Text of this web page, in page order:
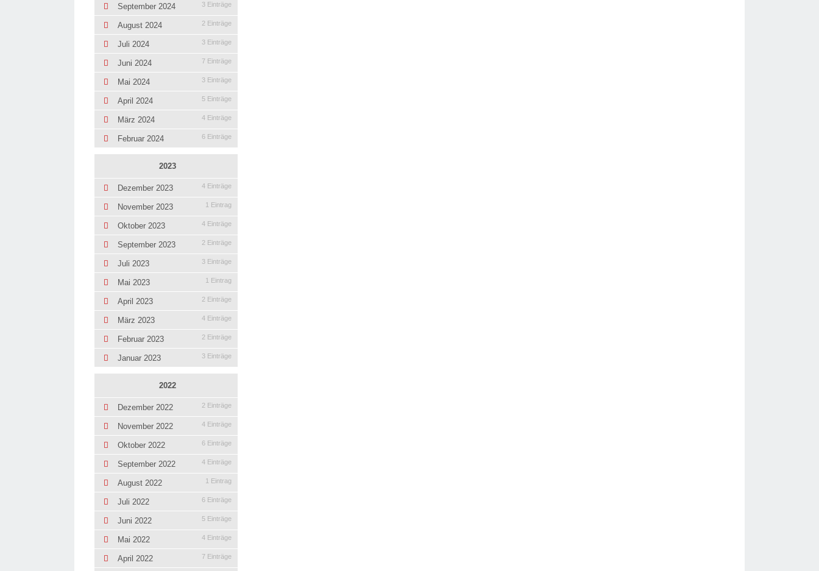
September 2024 3 Einträge
August 2024 2 Einträge
Juli 2024 3 Einträge
Juni 2024 7 Einträge
Mai 2024 3 Einträge
April 2024 5 Einträge
März 2024 4 Einträge
Februar 2024 6 Einträge
2023
Dezember 2023 4 Einträge
November 2023 1 Eintrag
Oktober 2023 4 Einträge
September 2023 2 Einträge
Juli 2023 3 Einträge
Mai 2023 1 Eintrag
April 2023 2 Einträge
März 2023 4 Einträge
Februar 2023 2 Einträge
Januar 2023 3 Einträge
2022
Dezember 2022 2 Einträge
November 2022 4 Einträge
Oktober 2022 6 Einträge
September 2022 4 Einträge
August 2022 1 Eintrag
Juli 2022 6 Einträge
Juni 2022 5 Einträge
Mai 2022 4 Einträge
April 2022 7 Einträge